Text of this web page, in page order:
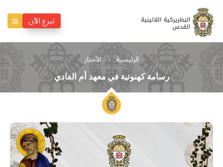
تبرع الآن
الرئيسية الأخبار
رسامة كهنوتية في معهد أم الفادي